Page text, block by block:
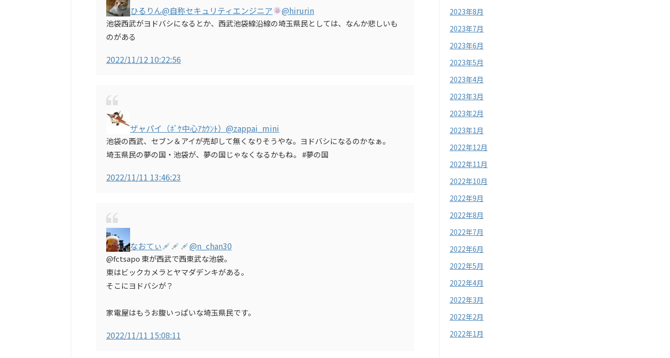
ひるりん@自称セキュリティエンジニア @hirurin
池袋西武がヨドバシになるとか、西武池袋線沿線の埼玉県民としては、なんか悲しいも
のがある
2022/11/12 10:22:56
ザャパイ（ﾎﾞｹ中心ｱｶｳﾝﾄ） @zappai_mini
池袋の西武、セブン＆アイが売却して無くなりそうやな。ヨドバシになるのかなぁ。
埼玉県民の夢の国・池袋が、夢の国じゃなくなるかもね。 #夢の国
2022/11/11 13:46:23
なおてぃ @n_chan30
@fctsapo 東が西武で西東武な池袋。
東はビックカメラとヤマダデンキがある。
そこにヨドバシが？
家電屋はもうお腹いっぱいな埼玉県民です。
2022/11/11 15:08:11
2023年8月
2023年7月
2023年6月
2023年5月
2023年4月
2023年3月
2023年2月
2023年1月
2022年12月
2022年11月
2022年10月
2022年9月
2022年8月
2022年7月
2022年6月
2022年5月
2022年4月
2022年3月
2022年2月
2022年1月